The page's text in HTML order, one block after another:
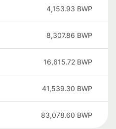
4,153.93 BWP
8,307.86 BWP
16,615.72 BWP
41,539.30 BWP
83,078.60 BWP